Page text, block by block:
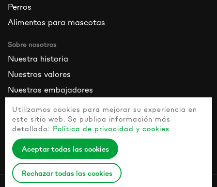
Perros
Alimentos para mascotas
Sobre nosotros
Nuestra historia
Nuestros valores
Nuestros embajadores
Recursos
Contacta con nosotros
Guía de mascotas sanas
Preguntas más frecuentes
Utilizamos cookies para mejorar su experiencia en
este sitio web. Se publica información más
detallada: Política de privacidad y cookies
Aceptar todas las cookies
Rechazar todas las cookies